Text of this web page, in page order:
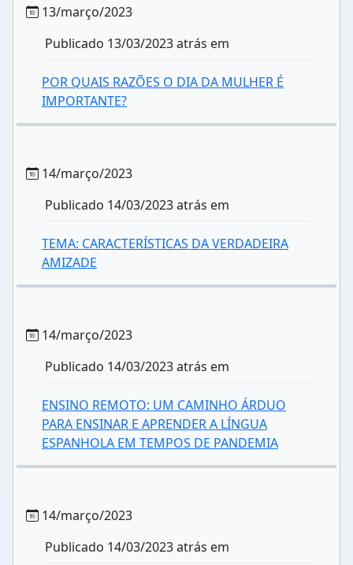
13/março/2023
Publicado 13/03/2023 atrás em
POR QUAIS RAZÕES O DIA DA MULHER É
IMPORTANTE?
14/março/2023
Publicado 14/03/2023 atrás em
TEMA: CARACTERÍSTICAS DA VERDADEIRA
AMIZADE
14/março/2023
Publicado 14/03/2023 atrás em
ENSINO REMOTO: UM CAMINHO ÁRDUO
PARA ENSINAR E APRENDER A LÍNGUA
ESPANHOLA EM TEMPOS DE PANDEMIA
14/março/2023
Publicado 14/03/2023 atrás em